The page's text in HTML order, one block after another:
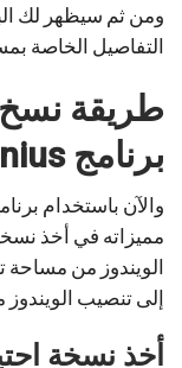
ومن ثم سيظهر لك
التفاصيل الخاصة
برنامج DiskGenius
مميزاته في أخذ
إلى تنصيب الويندوز
أخذ نسخة